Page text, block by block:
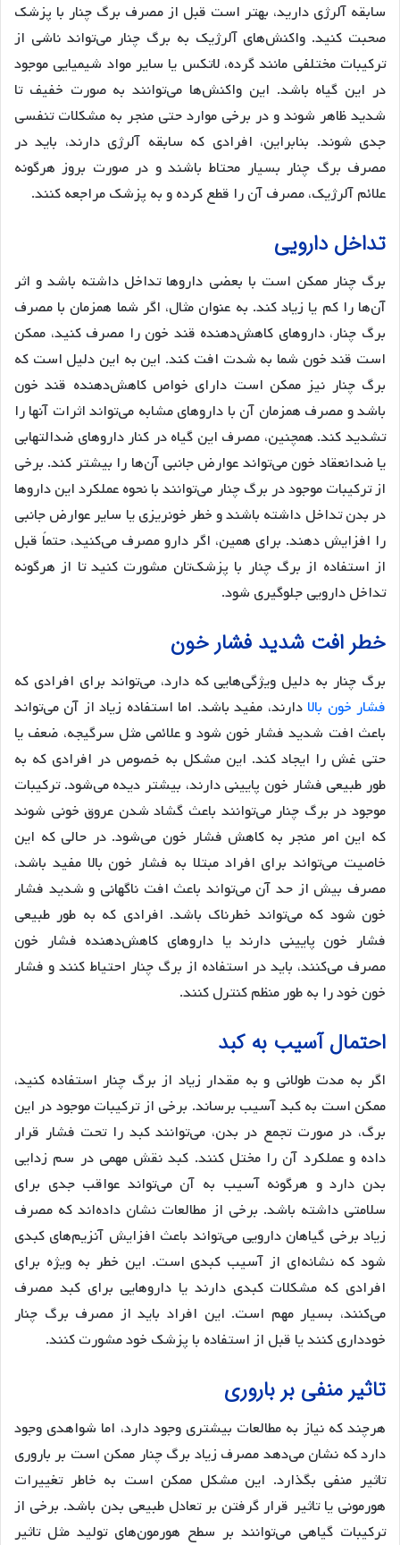
سابقه آلرژی دارید، بهتر است قبل از مصرف برگ چنار با پزشک
صحبت کنید. واکنش‌های آلرژیک به برگ چنار می‌تواند ناشی از
ترکیبات مختلفی مانند گرده، لاتکس یا سایر مواد شیمیایی موجود
در این گیاه باشد. این واکنش‌ها می‌توانند به صورت خفیف تا
شدید ظاهر شوند و در برخی موارد حتی منجر به مشکلات تنفسی
جدی شوند. بنابراین، افرادی که سابقه آلرژی دارند، باید در
مصرف برگ چنار بسیار محتاط باشند و در صورت بروز هرگونه
علائم آلرژیک، مصرف آن را قطع کرده و به پزشک مراجعه کنند.
تداخل دارویی
برگ چنار ممکن است با بعضی داروها تداخل داشته باشد و اثر
آن‌ها را کم یا زیاد کند. به عنوان مثال، اگر شما همزمان با مصرف
برگ چنار، داروهای کاهش‌دهنده قند خون را مصرف کنید، ممکن
است قند خون شما به شدت افت کند. این به این دلیل است که
برگ چنار نیز ممکن است دارای خواص کاهش‌دهنده قند خون
باشد و مصرف همزمان آن با داروهای مشابه می‌تواند اثرات آنها را
تشدید کند. همچنین، مصرف این گیاه در کنار داروهای ضدالتهابی
یا ضدانعقاد خون می‌تواند عوارض جانبی آن‌ها را بیشتر کند. برخی
از ترکیبات موجود در برگ چنار می‌توانند با نحوه عملکرد این داروها
در بدن تداخل داشته باشند و خطر خونریزی یا سایر عوارض جانبی
را افزایش دهند. برای همین، اگر دارو مصرف می‌کنید، حتماً قبل
از استفاده از برگ چنار با پزشک‌تان مشورت کنید تا از هرگونه
تداخل دارویی جلوگیری شود.
خطر افت شدید فشار خون
برگ چنار به دلیل ویژگی‌هایی که دارد، می‌تواند برای افرادی که
فشار خون بالا دارند، مفید باشد. اما استفاده زیاد از آن می‌تواند
باعث افت شدید فشار خون شود و علائمی مثل سرگیجه، ضعف یا
حتی غش را ایجاد کند. این مشکل به خصوص در افرادی که به
طور طبیعی فشار خون پایینی دارند، بیشتر دیده می‌شود. ترکیبات
موجود در برگ چنار می‌توانند باعث گشاد شدن عروق خونی شوند
که این امر منجر به کاهش فشار خون می‌شود. در حالی که این
خاصیت می‌تواند برای افراد مبتلا به فشار خون بالا مفید باشد،
مصرف بیش از حد آن می‌تواند باعث افت ناگهانی و شدید فشار
خون شود که می‌تواند خطرناک باشد. افرادی که به طور طبیعی
فشار خون پایینی دارند یا داروهای کاهش‌دهنده فشار خون
مصرف می‌کنند، باید در استفاده از برگ چنار احتیاط کنند و فشار
خون خود را به طور منظم کنترل کنند.
احتمال آسیب به کبد
اگر به مدت طولانی و به مقدار زیاد از برگ چنار استفاده کنید،
ممکن است به کبد آسیب برساند. برخی از ترکیبات موجود در این
برگ، در صورت تجمع در بدن، می‌توانند کبد را تحت فشار قرار
داده و عملکرد آن را مختل کنند. کبد نقش مهمی در سم زدایی
بدن دارد و هرگونه آسیب به آن می‌تواند عواقب جدی برای
سلامتی داشته باشد. برخی از مطالعات نشان داده‌اند که مصرف
زیاد برخی گیاهان دارویی می‌تواند باعث افزایش آنزیم‌های کبدی
شود که نشانه‌ای از آسیب کبدی است. این خطر به ویژه برای
افرادی که مشکلات کبدی دارند یا داروهایی برای کبد مصرف
می‌کنند، بسیار مهم است. این افراد باید از مصرف برگ چنار
خودداری کنند یا قبل از استفاده با پزشک خود مشورت کنند.
تاثیر منفی بر باروری
هرچند که نیاز به مطالعات بیشتری وجود دارد، اما شواهدی وجود
دارد که نشان می‌دهد مصرف زیاد برگ چنار ممکن است بر باروری
تاثیر منفی بگذارد. این مشکل ممکن است به خاطر تغییرات
هورمونی یا تاثیر قرار گرفتن بر تعادل طبیعی بدن باشد. برخی از
ترکیبات گیاهی می‌توانند بر سطح هورمون‌های تولید مثل تاثیر